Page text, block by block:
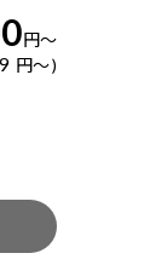
円～
円～